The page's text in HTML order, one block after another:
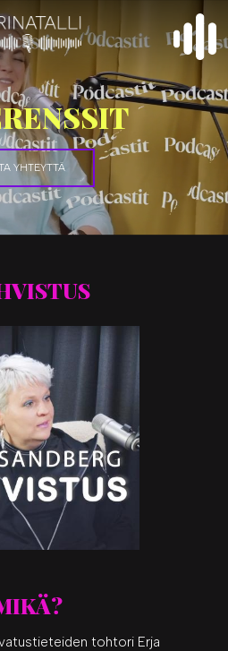
YHTEYTTÄ
tohtori Erja